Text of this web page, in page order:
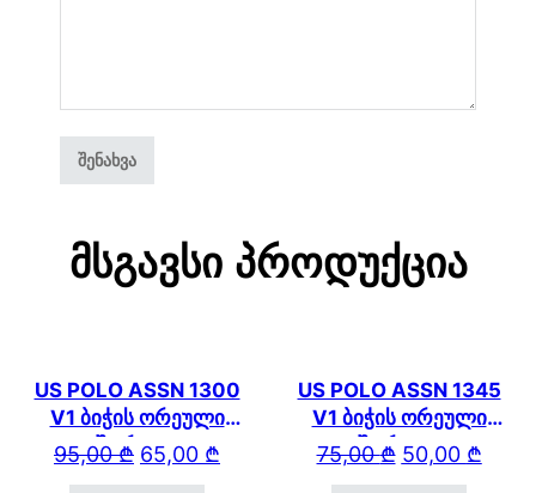
Მსგავსი Პროდუქცია
US POLO ASSN 1300
V1 ბიჭის ორეული
შორტით
95,00₾ Original price was: 95,00 ₾.
65,00 ₾
Current price is: 65,00 ₾.
US POLO ASSN 1345
V1 ბიჭის ორეული
შორტით
75,00₾ Original price
50,00 ₾
Current price is: